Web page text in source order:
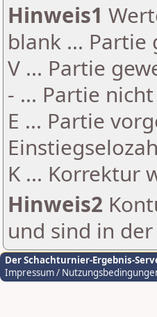
Hinweis1
blank ...
V ... Partie
- ... Partie
E ... Partie
K ... Korrektur
Hinweis2
und sind in
Der Schachturnier-Ergebnis-
Impressum /